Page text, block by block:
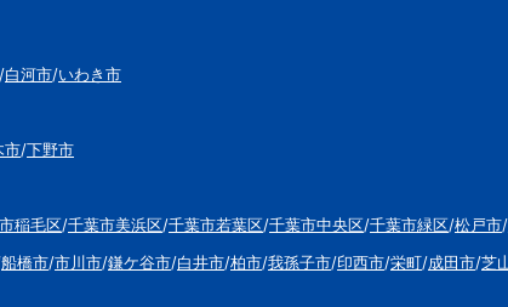
/白河市/いわき市
市/下野市
稲毛区/千葉市美浜区/千葉市若葉区/千葉市中央区/千葉市緑区/松戸市/
船橋市/市川市/鎌ケ谷市/白井市/柏市/我孫子市/印西市/栄町/成田市/芝